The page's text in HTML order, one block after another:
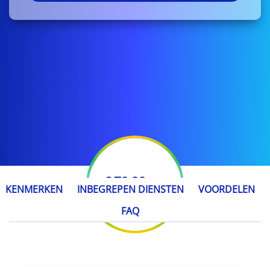
€ 79,99 / jaar
KENMERKEN INBEGREPEN DIENSTEN
VOORDELEN
FAQ